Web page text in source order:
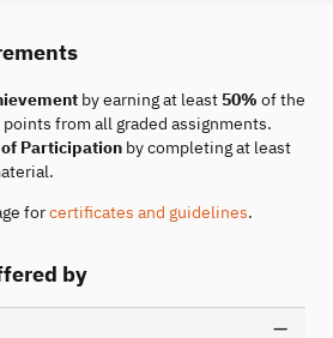
by earning at least 50% of the
from all graded assignments.
Participationby completing at least
forcertificates and guidelines.
by